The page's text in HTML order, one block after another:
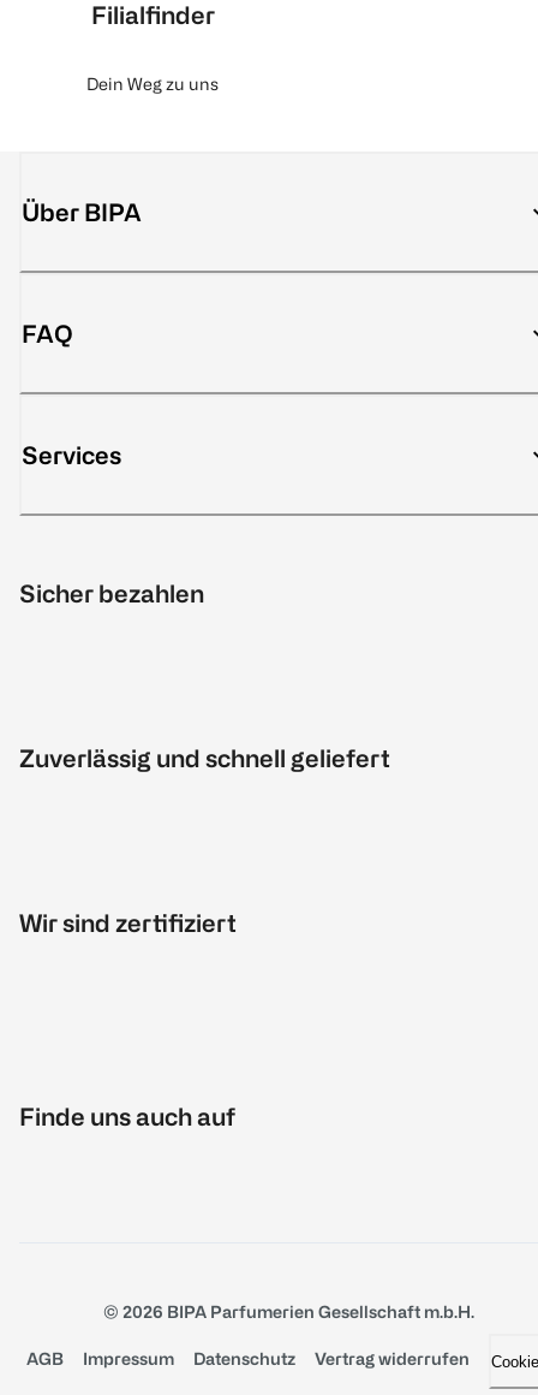
Filialfinder
Dein Weg zu uns
Über BIPA
FAQ
Services
Sicher bezahlen
Zuverlässig und schnell geliefert
Wir sind zertifiziert
Finde uns auch auf
© 2026 BIPA Parfumerien Gesellschaft m.b.H.
AGB Impressum Datenschutz Vertrag widerrufen